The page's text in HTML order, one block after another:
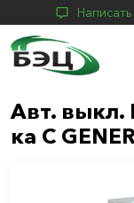
Авт. выкл.
ка С